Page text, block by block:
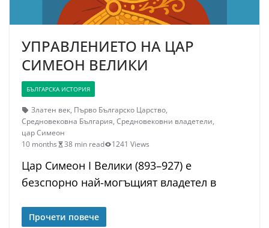
УПРАВЛЕНИЕТО НА ЦАР
СИМЕОН ВЕЛИКИ
БЪЛГАРСКА ИСТОРИЯ
Златен век, Първо Българско Царство,
Средновековна България, Средновековни владетели,
цар Симеон
10 months
38 min read 1241 Views
Цар Симеон I Велики (893–927) е
безспорно най-могъщият владетел в
Прочети повече